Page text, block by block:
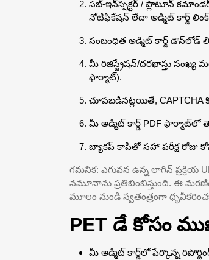
సబ్-ఇన్‌స్పెక్టర్ / ప్లాటూన్
నోటిఫికేషన్ లేదా అడ్మిట్ కార్డ్
సంబంధిత అడ్మిట్ కార్డ్ డౌన్‌లోడ్
మీ రిజిస్ట్రేషన్/దరఖాస్తు
ఫార్మాట్).
చూపబడినట్లయితే,
మీ అడ్మిట్ కార్డ్ PDF ఫార్మాట్‌లో
బ్యాకప్ కాపీతో సహా పరీక్ష రోజు
గమనిక: ఎగువన ఉన్న లాగిన్
నమూనాను ప్రతిబింబిస్తుంది. ఈ
మూలం నుండి స్వతంత్రంగా
PET డే కోసం
మీ అడ్మిట్ కార్డ్‌లో పేర్కొన్న